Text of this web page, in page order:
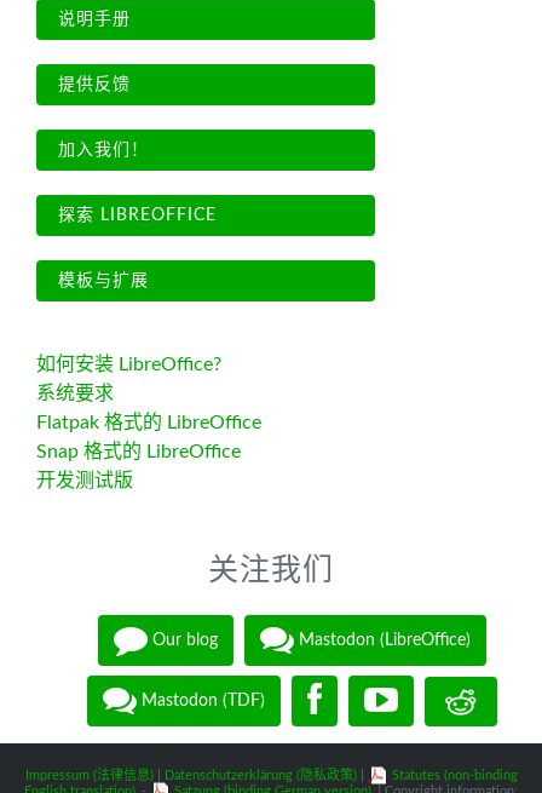
说明手册
提供反馈
加入我们！
探索 LIBREOFFICE
模板与扩展
如何安装 LibreOffice?
系统要求
Flatpak 格式的 LibreOffice
Snap 格式的 LibreOffice
开发测试版
关注我们
Our blog Mastodon (LibreOffice)
Mastodon (TDF)
Impressum (法律信息)| Datenschutzerklärung (隐私政策)|
Statutes (non-binding